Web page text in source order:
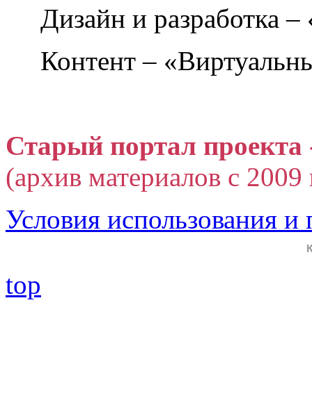
Дизайн и разработка
Контент –
Старый портал
(архив материалов с
Условия использования
top